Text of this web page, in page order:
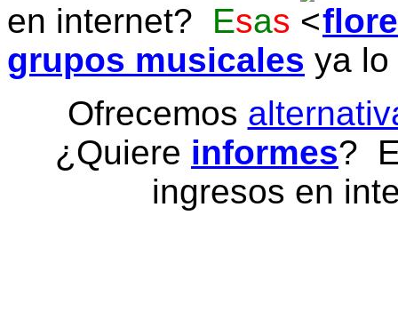
en internet? Esas
grupos musicales ya
Ofrecemos
¿Quiere informes?
ingresos en